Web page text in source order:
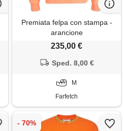
Premiata felpa con stampa -
arancione
235,00 €
Sped. 8,00 €
M
Farfetch